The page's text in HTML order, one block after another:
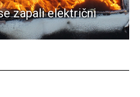
zapali električni